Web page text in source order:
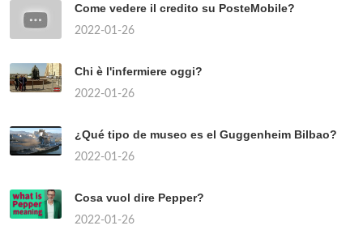
Come vedere il credito su PosteMobile?
2022-01-26
Chi è l'infermiere oggi?
2022-01-26
¿Qué tipo de museo es el Guggenheim Bilbao?
2022-01-26
Cosa vuol dire Pepper?
2022-01-26